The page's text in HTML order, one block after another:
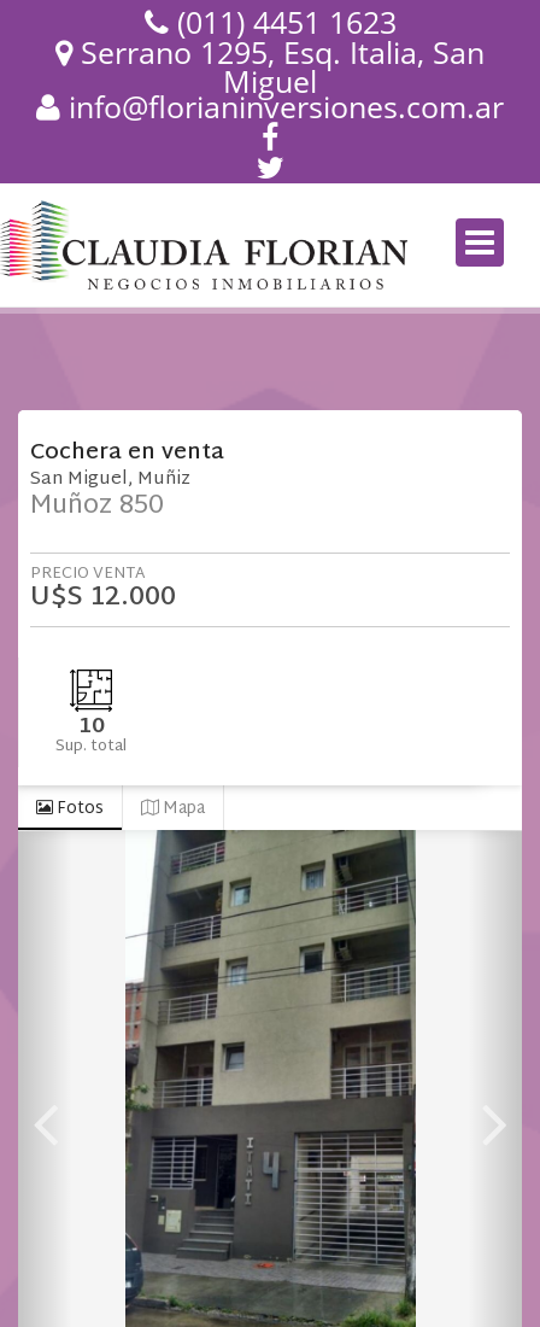
(011) 4451 1623
Serrano 1295, Esq. Italia, San
Miguel
info@florianinversiones.com.ar